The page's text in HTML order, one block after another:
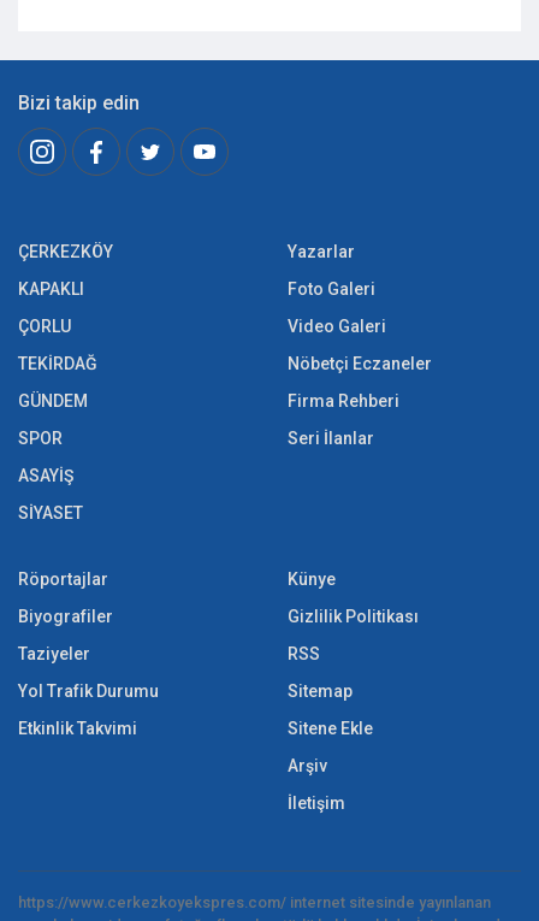
Bizi takip edin
ÇERKEZKÖY
KAPAKLI
ÇORLU
TEKİRDAĞ
GÜNDEM
SPOR
ASAYİŞ
SİYASET
Yazarlar
Foto Galeri
Video Galeri
Nöbetçi Eczaneler
Firma Rehberi
Seri İlanlar
Röportajlar
Biyografiler
Taziyeler
Yol Trafik Durumu
Etkinlik Takvimi
Künye
Gizlilik Politikası
RSS
Sitemap
Sitene Ekle
Arşiv
İletişim
https://www.cerkezkoyekspres.com/ internet sitesinde yayınlanan